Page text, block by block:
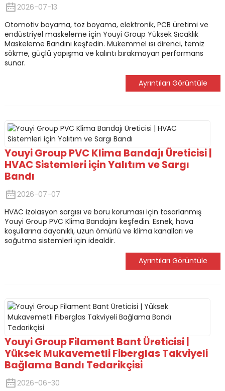
2026-07-13
Otomotiv boyama, toz boyama, elektronik, PCB üretimi ve
endüstriyel maskeleme için Youyi Group Yüksek Sıcaklık
Maskeleme Bandını keşfedin. Mükemmel ısı direnci, temiz
sökme, güçlü yapışma ve kalıntı bırakmayan performans
sunar.
Ayrıntıları Görüntüle
Youyi Group PVC Klima Bandajı Üreticisi |
HVAC Sistemleri için Yalıtım ve Sargı
Bandı
2026-07-07
HVAC izolasyon sargısı ve boru koruması için tasarlanmış
Youyi Group PVC Klima Bandajını keşfedin. Esnek, hava
koşullarına dayanıklı, uzun ömürlü ve klima kanalları ve
soğutma sistemleri için idealdir.
Ayrıntıları Görüntüle
Youyi Group Filament Bant Üreticisi |
Yüksek Mukavemetli Fiberglas Takviyeli
Bağlama Bandı Tedarikçisi
2026-06-30